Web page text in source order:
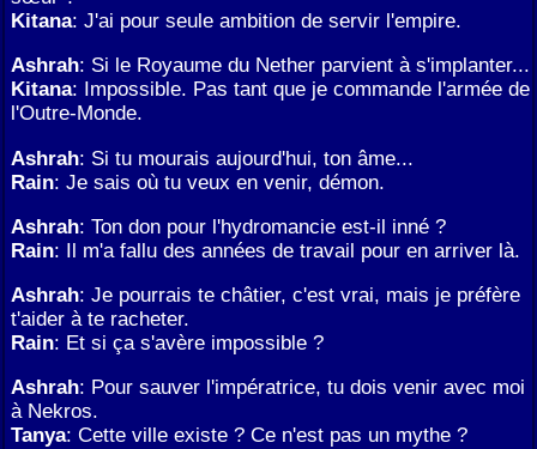
Kitana: J'ai pour seule ambition de servir l'empire.
Ashrah: Si le Royaume du Nether parvient à s'implanter...
Kitana: Impossible. Pas tant que je commande l'armée de
l'Outre-Monde.
Ashrah: Si tu mourais aujourd'hui, ton âme...
Rain: Je sais où tu veux en venir, démon.
Ashrah: Ton don pour l'hydromancie est-il inné ?
Rain: Il m'a fallu des années de travail pour en arriver là.
Ashrah: Je pourrais te châtier, c'est vrai, mais je préfère
t'aider à te racheter.
Rain: Et si ça s'avère impossible ?
Ashrah: Pour sauver l'impératrice, tu dois venir avec moi
à Nekros.
Tanya: Cette ville existe ? Ce n'est pas un mythe ?